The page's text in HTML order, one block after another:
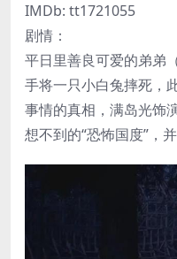
IMDb: tt1721055
剧情：
平日里善良可爱的弟弟
手将一只小白兔摔死，
事情的真相，满岛光饰
想不到的“恐怖国度”，